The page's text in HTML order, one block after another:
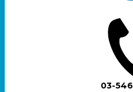
03-